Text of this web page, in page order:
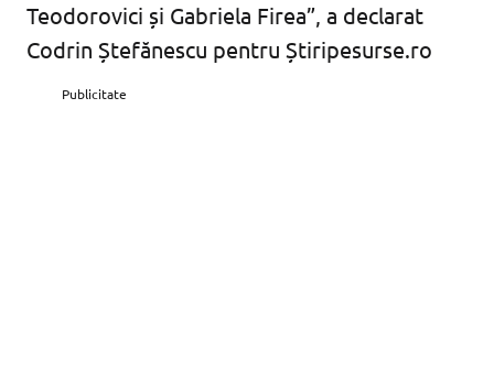
Teodorovici și Gabriela Firea”, a declarat
Codrin Ștefănescu pentru Știripesurse.ro
Publicitate